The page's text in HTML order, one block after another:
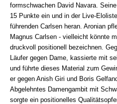
formschwachen David Navara.
15 Punkte ein und in der Live-
führenden Carlsen heran. Aronian
Magnus Carlsen - vielleicht könnte
druckvoll positionell bezeichnen.
Läufer gegen Dame, kassierte mit
und führte dieses Material zum
er gegen Anish Giri und Boris
Abgelehntes Damengambit mit
sorgte ein positionelles